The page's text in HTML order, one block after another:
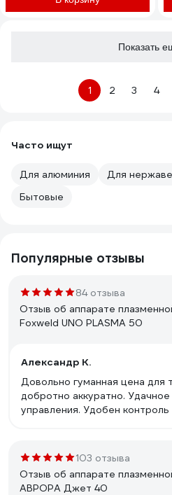
Показать
1 2 3 4
Часто ищут
Для алюминия Для
Бытовые
Популярные отзывы
84 отзыва
Отзыв об аппарате
Foxweld UNO PLASMA 50
Александр К.
Довольно гуманная цена для
добротно аккуратно.
управления. Удобен
стоит не дорого, легко
более длинным рукавом, при
103 отзыва
Отзыв об аппарате
АВРОРА Джет 40